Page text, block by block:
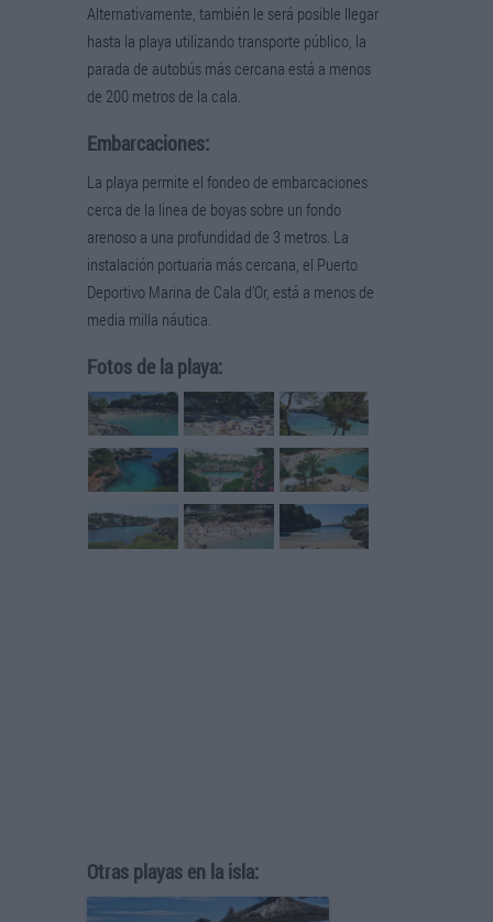
Alternativamente, también le será posible llegar
hasta la playa utilizando transporte público, la
parada de autobús más cercana está a menos
de 200 metros de la cala.
Embarcaciones:
La playa permite el fondeo de embarcaciones
cerca de la linea de boyas sobre un fondo
arenoso a una profundidad de 3 metros. La
instalación portuaria más cercana, el Puerto
Deportivo Marina de Cala d’Or, está a menos de
media milla náutica.
Fotos de la playa:
Otras playas en la isla: